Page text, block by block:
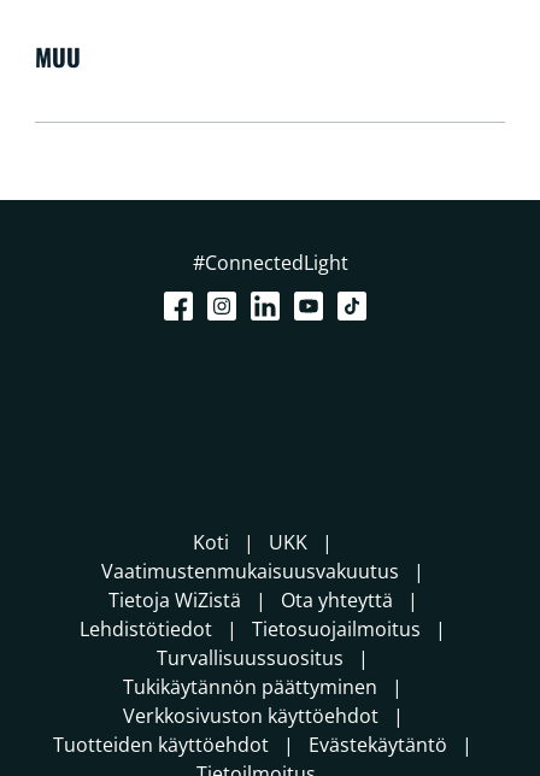
MUU
#ConnectedLight
Koti
UKK
Vaatimustenmukaisuusvakuutus
Tietoja WiZistä
Ota yhteyttä
Lehdistötiedot
Tietosuojailmoitus
Turvallisuussuositus
Tukikäytännön päättyminen
Verkkosivuston käyttöehdot
Tuotteiden käyttöehdot
Evästekäytäntö